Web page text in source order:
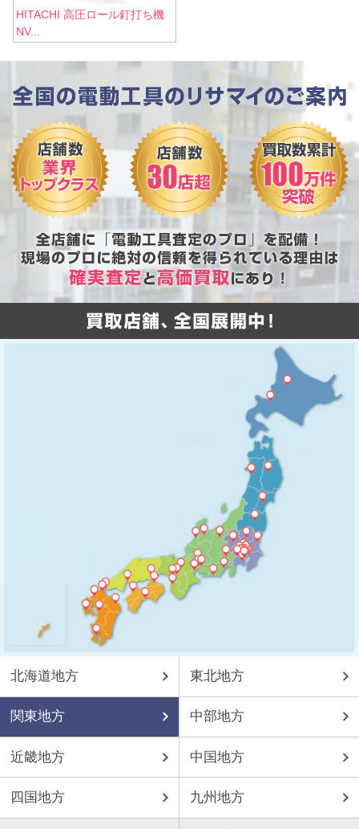
HITACHI 高圧ロール釘打ち機
NV...
北海道地方 東北地方
関東地方 中部地方
近畿地方 中国地方
四国地方 九州地方